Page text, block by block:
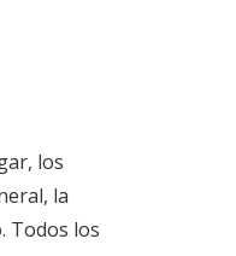
los
la
Todos los